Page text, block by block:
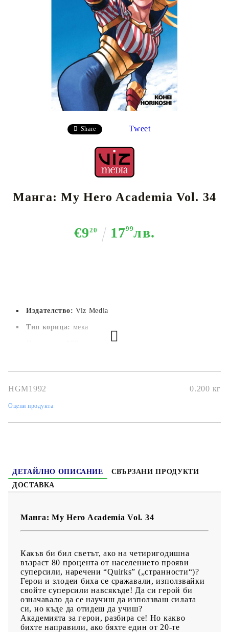
Share Tweet
Манга: My Hero Academia Vol. 34
€920 1799лв.
Издателство: Viz Media
Тип корица: мека
Дата на издаване:
Жанр:Action, Comedy, School, Shounen, Super Power
HGM1992 0.200 кг
Оцени продукта
ДЕТАЙЛНО ОПИСАНИЕ
СВЪРЗАНИ ПРОДУКТИ
ДОСТАВКА
Манга: My Hero Academia Vol. 34
Какъв би бил светът, ако на четиригодишна
възраст 80 процента от населението прояви
суперсили, наречени “Quirks” („странности“)?
Герои и злодеи биха се сражавали, използвайки
свойте суперсили навсякъде! Да си герой би
означавало да се научиш да използваш силата
си, но къде да отидеш да учиш?
Академията за герои, разбира се! Но какво
бихте направили, ако бяхте един от 20-те